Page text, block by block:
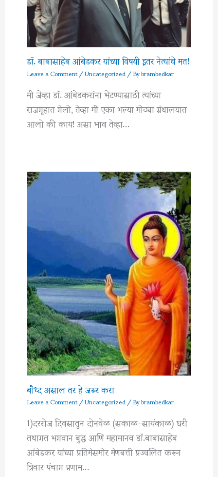
डॉ. बाबासाहेब आंबेडकर यांच्या विषयी इतर नेत्यांचे मत!
Leave a Comment/Uncategorized/ Bybrambedkar
मी जेव्हा डॉ. आंबेडकरांना भेटण्यासाठी त्यांच्या
राजगृहात गेलो, तेव्हा मी एका भल्या मोठ्या ग्रंथालयात
आलो की काय! असा भाव तेव्हा…
बौध्द असाल तर हे जरूर करा
Leave a Comment/Uncategorized/ Bybrambedkar
1)दररोज दिवसातुन दोनवेळ (सकाळ-सायंकाळ) घरी
तथागत भगवान बुद्ध आणि महामानव डॉ.बाबासाहेब
आंबेडकर यांच्या प्रतिमेसमोर मेणबत्ती प्रज्वलित करून
त्रिवार पंचाग प्रणाम…